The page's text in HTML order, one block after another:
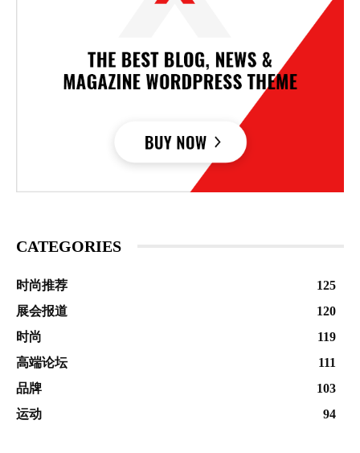
CATEGORIES
时尚推荐
125
展会报道
120
时尚
119
高端论坛
111
品牌
103
运动
94